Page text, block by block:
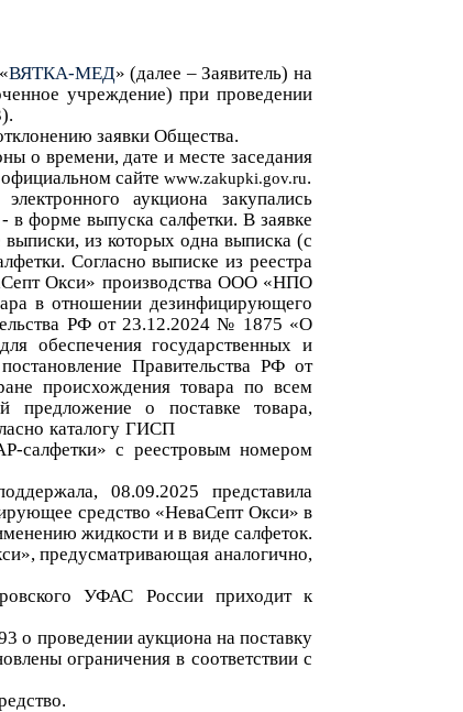
ВЯТКА-МЕД» (далее – Заявитель) на
учреждение) при проведении
).
ю заявки Общества.
о времени, дате и месте заседания
сайте www.zakupki.gov.ru.
аукциона закупались
- в форме выпуска салфетки. В заявке
выписки, из которых одна выписка (с
Согласно выписке из реестра
Окси» производства ООО «НПО
в отношении дезинфицирующего
РФ от 23.12.2024 № 1875 «О
обеспечения государственных и
Правительства РФ от
происхождения товара по всем
предложение о поставке товара,
каталогу ГИСП
салфетки» с реестровым номером
, 08.09.2025 представила
средство «НеваСепт Окси» в
жидкости и в виде салфеток.
предусматривающая аналогично,
УФАС России приходит к
о проведении аукциона на поставку
ограничения в соответствии с
.